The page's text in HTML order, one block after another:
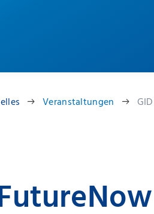
Veranstaltungen